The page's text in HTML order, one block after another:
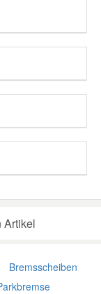
Artikel
Bremsscheiben